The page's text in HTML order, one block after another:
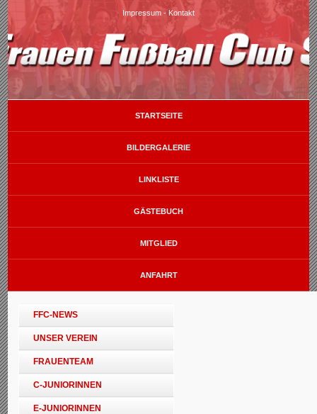
Impressum - Kontakt
STARTSEITE
BILDERGALERIE
LINKLISTE
GÄSTEBUCH
MITGLIED
ANFAHRT
FFC-NEWS
UNSER VEREIN
FRAUENTEAM
C-JUNIORINNEN
E-JUNIORINNEN